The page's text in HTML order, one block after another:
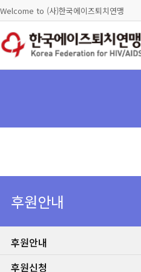
Welcome to (사)한국에이즈퇴치연맹
후원안내
후원안내
후원신청